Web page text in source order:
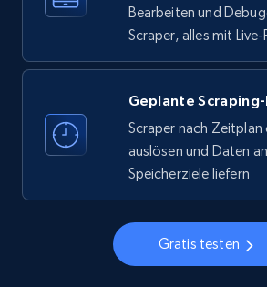
business account, Is professional
verified, and more.
3.4K+
Instagram - Profiles - Collect
Bearbeiten und
Scraper, alles mit
Geplante
Scraper nach Zeitplan
auslösen und Daten
Speicherziele liefern
Gratis testen